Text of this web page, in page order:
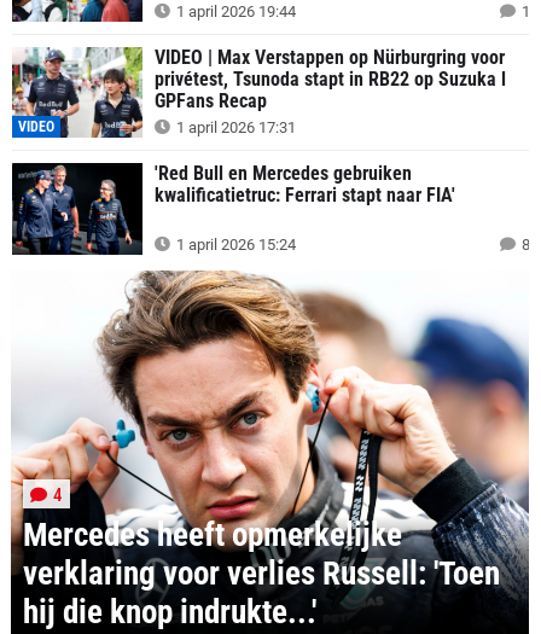
1 april 2026 19:44 1
VIDEO
VIDEO | Max Verstappen op Nürburgring voor
privétest, Tsunoda stapt in RB22 op Suzuka l
GPFans Recap
1 april 2026 17:31
'Red Bull en Mercedes gebruiken
kwalificatietruc: Ferrari stapt naar FIA'
1 april 2026 15:24 8
Mercedes heeft opmerkelijke
verklaring voor verlies Russell: 'Toen
hij die knop indrukte...'
4